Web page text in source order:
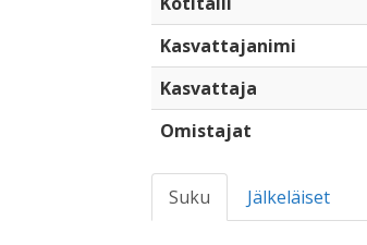
Kasvattajanimi
Kasvattaja
Omistajat
Suku Jälkeläiset